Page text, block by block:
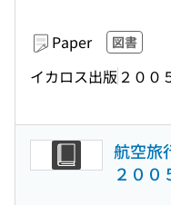
Paper 図書
イカロス出版 ２００
航空旅
２００